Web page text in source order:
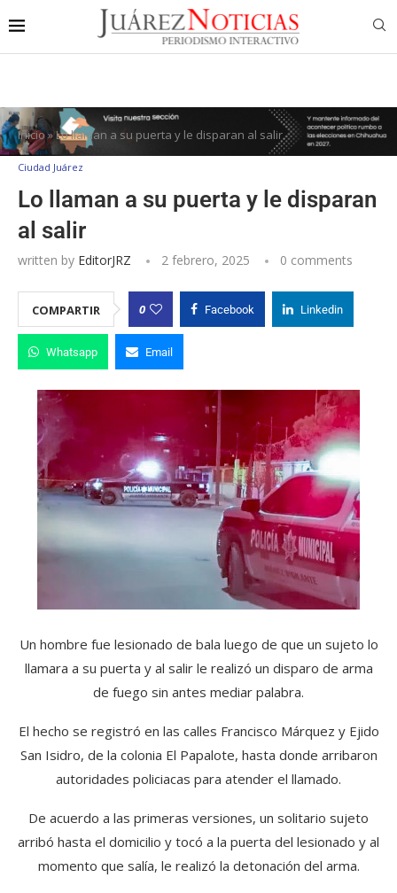
Inicio»Lo llaman a su puerta y le disparan al salir
Ciudad Juárez
Lo llaman a su puerta y le disparan
al salir
written by EditorJRZ 2 febrero, 2025 0 comments
COMPARTIR 0 Facebook Linkedin
Whatsapp Email
Un hombre fue lesionado de bala luego de que un sujeto lo
llamara a su puerta y al salir le realizó un disparo de arma
de fuego sin antes mediar palabra.
El hecho se registró en las calles Francisco Márquez y Ejido
San Isidro, de la colonia El Papalote, hasta donde arribaron
autoridades policiacas para atender el llamado.
De acuerdo a las primeras versiones, un solitario sujeto
arribó hasta el domicilio y tocó a la puerta del lesionado y al
momento que salía, le realizó la detonación del arma.